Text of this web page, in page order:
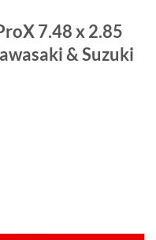
7.48 x 2.85
& Suzuki